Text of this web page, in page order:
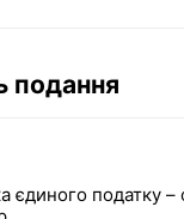
подання
єдиного податку –